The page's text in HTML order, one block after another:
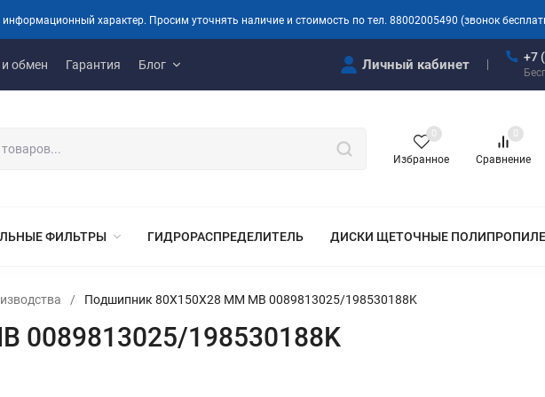
характер. Просим уточнять наличие и стоимость по тел. 88002005490 (звонок
обмен Гарантия Блог Личный кабинет +7
Избранное
0
Сравнение
0
ФИЛЬТРЫ ГИДРОРАСПРЕДЕЛИТЕЛЬ ДИСКИ ЩЕТОЧНЫЕ
/ Подшипник 80X150X28 MM MB 0089813025/198530188K
0089813025/198530188K